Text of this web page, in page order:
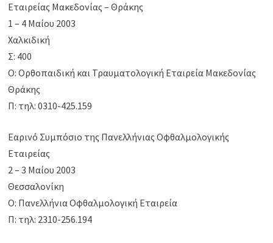
Εταιρείας Μακεδονίας – Θράκης
1 – 4 Μαίου 2003
Χαλκιδική
Σ: 400
Ο: Ορθοπαιδική και Τραυματολογική Εταιρεία Μακεδονίας
Θράκης
Π: τηλ: 0310-425.159
Εαρινό Συμπόσιο της Πανελλήνιας Οφθαλμολογικής
Εταιρείας
2 – 3 Μαίου 2003
Θεσσαλονίκη
Ο: Πανελλήνια Οφθαλμολογική Εταιρεία
Π: τηλ: 2310-256.194